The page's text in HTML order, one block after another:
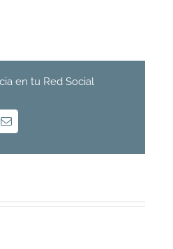
en tu Red Social
Email